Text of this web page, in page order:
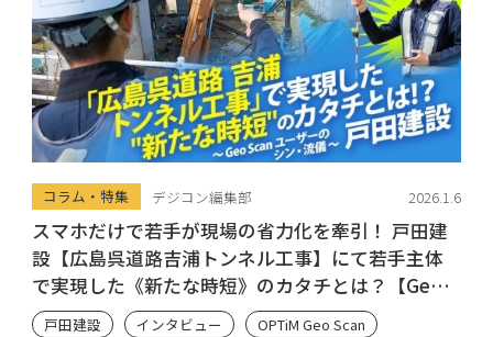
コラム・特集 デジコン編集部 2026.1.6
スマホだけで若手が現場の省力化を牽引！ 戸田建
設【広島呉道路吉浦トンネル工事】にて若手主体
で実現した《新たな時短》のカタチとは？【Geo
Scan ユーザーのシン・流儀】
戸田建設 インタビュー
OPTiM Geo Scan